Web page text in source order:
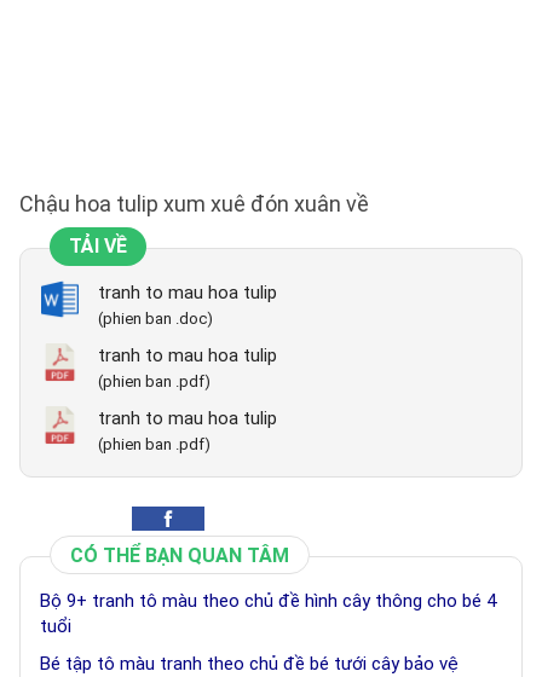
Chậu hoa tulip xum xuê đón xuân về
TẢI VỀ
tranh to mau hoa tulip
(phien ban .doc)
tranh to mau hoa tulip
(phien ban .pdf)
tranh to mau hoa tulip
(phien ban .pdf)
CÓ THỂ BẠN QUAN TÂM
Bộ 9+ tranh tô màu theo chủ đề hình cây thông cho bé 4
tuổi
Bé tập tô màu tranh theo chủ đề bé tưới cây bảo vệ